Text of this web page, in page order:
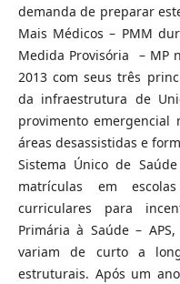
demanda de preparar
Mais Médicos – PMM
Medida Provisória – MP
2013 com seus três
da infraestrutura de
provimento emergencial
áreas desassistidas e
Sistema Único de
matrículas em
curriculares para
Primária à Saúde –
variam de curto a
estruturais. Após um